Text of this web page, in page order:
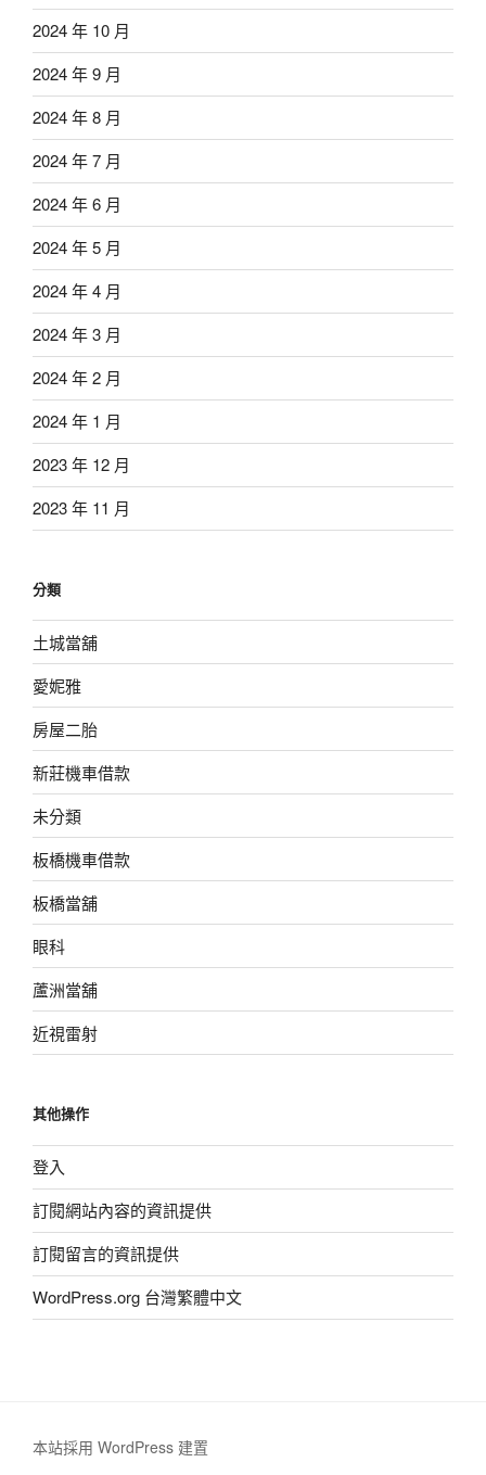
2024 年 10 月
2024 年 9 月
2024 年 8 月
2024 年 7 月
2024 年 6 月
2024 年 5 月
2024 年 4 月
2024 年 3 月
2024 年 2 月
2024 年 1 月
2023 年 12 月
2023 年 11 月
分類
土城當舖
愛妮雅
房屋二胎
新莊機車借款
未分類
板橋機車借款
板橋當舖
眼科
蘆洲當舖
近視雷射
其他操作
登入
訂閱網站內容的資訊提供
訂閱留言的資訊提供
WordPress.org 台灣繁體中文
本站採用 WordPress 建置